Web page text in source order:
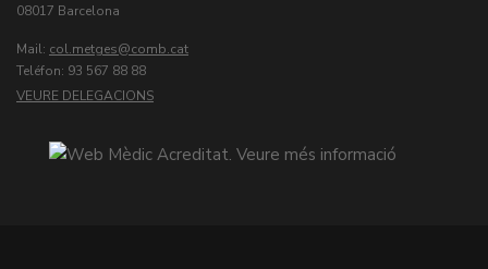
08017 Barcelona
Mail: col.metges
Teléfon: 93 567 88 88
VEURE DELEGACIONS